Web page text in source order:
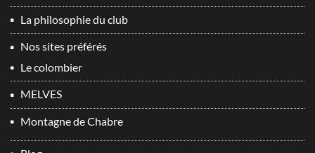
La philosophie du club
Nos sites préférés
Le colombier
MELVES
Montagne de Chabre